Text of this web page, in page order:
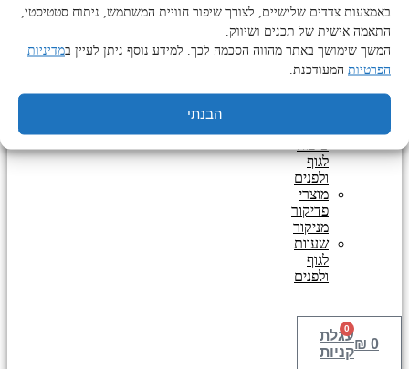
באמצעות צדדים שלישיים, לצורך שיפור חוויית המשתמש, ניתוח סטטיסטי,
התאמה אישית של תכנים ושיווק.
המשך שימושך באתר מהווה הסכמה לכך. למידע נוסף ניתן לעיין במדיניות
הפרטיות המעודכנת.
הבנתי
טיפוח לגבר
מוצרי
טיפוח
ואביזרים
לזקן
מוצרים
לגוף
ולפנים
מוצרי
פדיקור
מניקור
שעוות
לגוף
ולפנים
₪ 0
0
עגלת
קניות